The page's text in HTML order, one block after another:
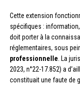
Cette extension
spécifiques :
doit porter à la
réglementaires, sous
professionnelle . La
2023, n°22-17.852) a
constituait une faute de